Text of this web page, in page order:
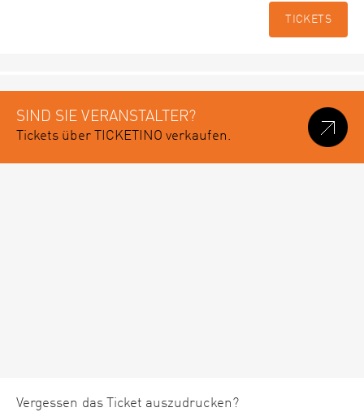
TICKETS
SIND SIE VERANSTALTER?
Tickets über TICKETINO verkaufen.
Vergessen das Ticket auszudrucken?